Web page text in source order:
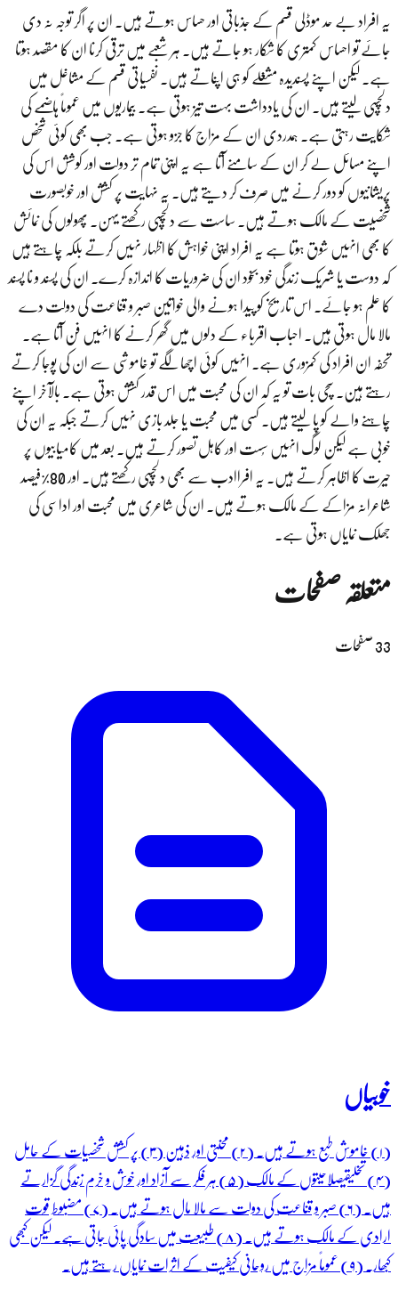
یہ افراد بے حد موڈلی قسم کے جذباتی اور حساس ہوتے ہیں۔ ان پر اگر توجہ نہ دی
جائے تو احساس کمتری کا شکار ہو جاتے ہیں۔ ہر شعبے میں ترقی کرنا ان کا مقصد ہوتا
ہے۔ لیکن اپنے پسندیدہ مشغلے کو ہی اپناتے ہیں۔ نفسیاتی قسم کے مشاغل میں
دلچسپی لیتے ہیں۔ ان کی یادداشت بہت تیز ہوتی ہے۔ بیماریوں میں عموماً ہاضمے کی
شکایت رہتی ہے۔ ہمدردی ان کے مزاج کا جزو ہوتی ہے۔ جب بھی کوئی شخص
اپنے مسائل لے کر ان کے سامنے آتا ہے یہ اپنی تمام تر دولت اور کوشش اس کی
پریشانیوں کو دور کرنے میں صرف کر دیتے ہیں۔ یہ نہایت پر کشش اور خوبصورت
شخصیت کے مالک ہوتے ہیں۔ ساست سے دلچسپی رکھتے یہن۔ پھولوں کی نمائش
کا بھی انہیں شوق ہوتا ہے یہ افراد اپنی خواہش کا اظہار نہیں کرتے بلکہ چاہتے ہیں
کہ دوست یا شریک زندگی خود بخود ان کی ضروریات کا اندازہ کرے۔ ان کی پسند و نا پسند
کا علم ہو جائے۔ اس تاریخ کو پیدا ہونے والی خواتین صبر و قناعت کی دولت دے
مالا مال ہوتی ہیں۔ احباب اقرباء کے دلوں میں گھر کرنے کا انہیں فن آتا ہے۔
تحفہ ان افراد کی کمزوری ہے۔ انہیں کوئی اچھا لگے تو خاموشی سے ان کی پوجا کرتے
رہتے ہین۔ سچی بات تو یہ کہ ان کی محبت میں اس قدر کشش ہوتی ہے۔ بالآخر اپنے
چاہنے والے کو پا لیتے ہیں۔ کسی میں محبت یا جلد بازی نہیں کرتے جبکہ یہ ان کی
خوبی ہے لیکن لوگ انہیں سُست اور کاہل تصور کرتے ہیں۔ بعد میں کامیابیوں پر
حیرت کا اظاہر کرتے ہیں۔ یہ افراادب سے بھی دلچسپی رکھتے ہیں۔ اور 80%فیصد
شاعرانہ مزاکے کے مالک ہوتے ہیں۔ ان کی شاعری میں محبت اور اداسی کی
جھلک نمایاں ہوتی ہے۔
متعلقہ صفحات
33صفحات
خوبیاں
(۱) خاموش طبع ہوتے ہیں۔ (۲) محنتی اور ذہین (۳) پر کشش شخصیات کے حامل
(۴) تخلیقیصلاحیتوں کے مالک (۵) ہر فکر سے آزاد اور خوش و خرم زندگی گزارتے
ہیں۔ (۶) صبر و قناعت کی دولت سے مالا مال ہوتے ہیں۔ (۷) مضبوط قوت
ارادی کے مالک ہوتے ہیں۔ (۸) طبیعت میں سادگی پائی جاتی ہے۔ لیکن کبھی
کبھار۔ (۹) عموماً مزاج میں روحانی کیفیت کے اثرات نمایاں رہتے ہیں۔